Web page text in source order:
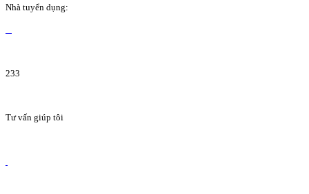
Nhà tuyển dụng:
233
Tư vấn giúp tôi